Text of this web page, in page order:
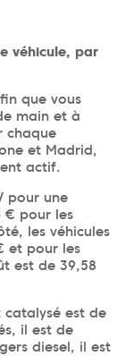
véhicule, par
que vous
main et à
chaque
et Madrid,
actif.
pour une
€ pour les
les véhicules
et pour les
est de 39,58
catalysé est de
il est de
diesel, il est